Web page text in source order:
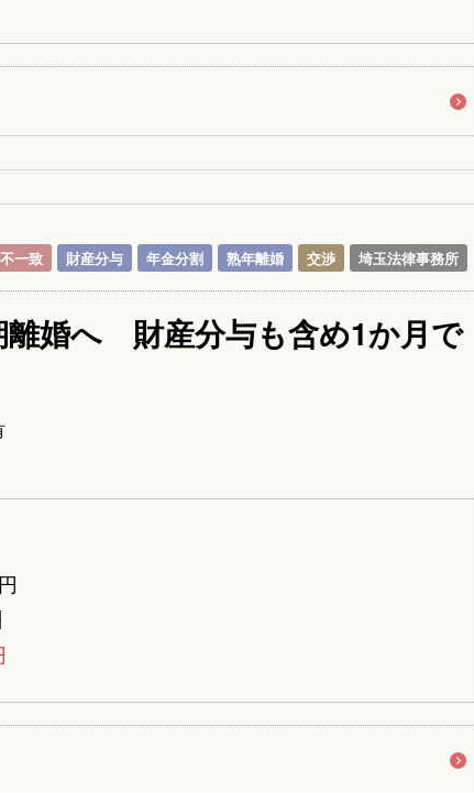
一致 財産分与 年金分割 熟年離婚 交渉 埼玉法律事務所
離婚へ 財産分与も含め1か月で